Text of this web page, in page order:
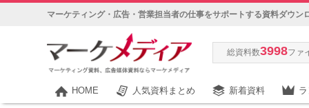
マーケティング・広告・営業担当者の仕事をサポートする資料ダウン
総資料数3998ファ
HOME 人気資料まとめ 新着資料